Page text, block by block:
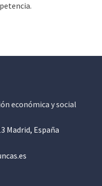
económica y social
Madrid, España